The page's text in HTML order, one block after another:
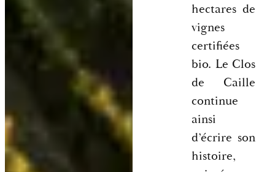
hectares de
vignes
certifiées
bio. Le Clos
de Caille
continue
ainsi
d’écrire son
histoire,